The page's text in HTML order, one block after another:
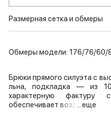
Размерная сетка и обмеры
Обмеры модели: 176/76/60/
Брюки прямого силуэта с
льна, подкладка — из
характерную фактуру
обеспечивает возд ...еще